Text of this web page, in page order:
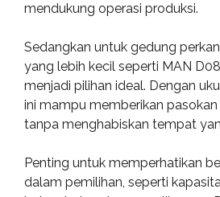
mendukung operasi produksi.
Sedangkan untuk gedung
yang lebih kecil seperti MAN
menjadi pilihan ideal. Dengan
ini mampu memberikan
tanpa menghabiskan tempat
Penting untuk memperhatikan
dalam pemilihan, seperti